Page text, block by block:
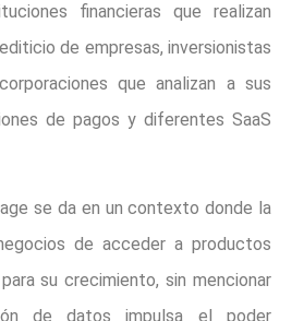
financieras que realizan
de empresas, inversionistas
que analizan a sus
de pagos y diferentes SaaS
se da en un contexto donde la
de acceder a productos
su crecimiento, sin mencionar
de datos impulsa el poder